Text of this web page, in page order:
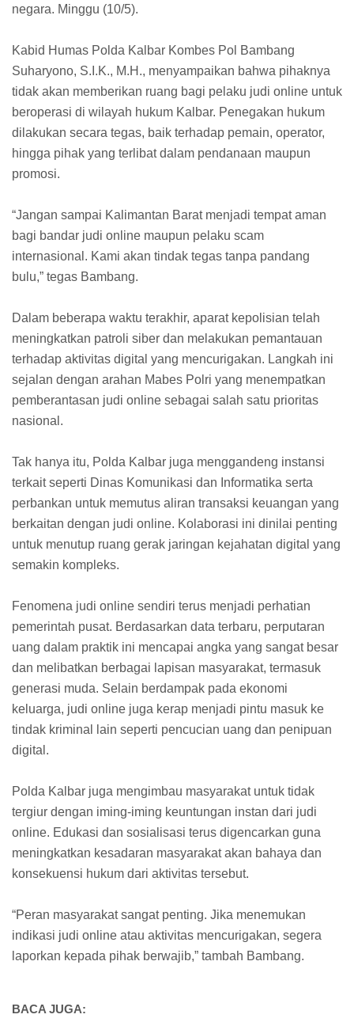
negara. Minggu (10/5).
Kabid Humas Polda Kalbar Kombes Pol Bambang
Suharyono, S.I.K., M.H., menyampaikan bahwa pihaknya
tidak akan memberikan ruang bagi pelaku judi online untuk
beroperasi di wilayah hukum Kalbar. Penegakan hukum
dilakukan secara tegas, baik terhadap pemain, operator,
hingga pihak yang terlibat dalam pendanaan maupun
promosi.
“Jangan sampai Kalimantan Barat menjadi tempat aman
bagi bandar judi online maupun pelaku scam
internasional. Kami akan tindak tegas tanpa pandang
bulu,” tegas Bambang.
Dalam beberapa waktu terakhir, aparat kepolisian telah
meningkatkan patroli siber dan melakukan pemantauan
terhadap aktivitas digital yang mencurigakan. Langkah ini
sejalan dengan arahan Mabes Polri yang menempatkan
pemberantasan judi online sebagai salah satu prioritas
nasional.
Tak hanya itu, Polda Kalbar juga menggandeng instansi
terkait seperti Dinas Komunikasi dan Informatika serta
perbankan untuk memutus aliran transaksi keuangan yang
berkaitan dengan judi online. Kolaborasi ini dinilai penting
untuk menutup ruang gerak jaringan kejahatan digital yang
semakin kompleks.
Fenomena judi online sendiri terus menjadi perhatian
pemerintah pusat. Berdasarkan data terbaru, perputaran
uang dalam praktik ini mencapai angka yang sangat besar
dan melibatkan berbagai lapisan masyarakat, termasuk
generasi muda. Selain berdampak pada ekonomi
keluarga, judi online juga kerap menjadi pintu masuk ke
tindak kriminal lain seperti pencucian uang dan penipuan
digital.
Polda Kalbar juga mengimbau masyarakat untuk tidak
tergiur dengan iming-iming keuntungan instan dari judi
online. Edukasi dan sosialisasi terus digencarkan guna
meningkatkan kesadaran masyarakat akan bahaya dan
konsekuensi hukum dari aktivitas tersebut.
“Peran masyarakat sangat penting. Jika menemukan
indikasi judi online atau aktivitas mencurigakan, segera
laporkan kepada pihak berwajib,” tambah Bambang.
BACA JUGA: